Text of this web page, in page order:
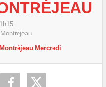
Montréjeau
Mercredi